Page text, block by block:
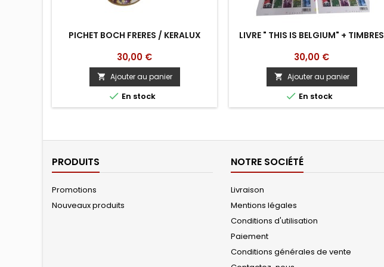
PICHET BOCH FRERES / KERALUX
Prix
30,00 €
 Ajouter au panier
 En stock
LIVRE " THIS IS BELGIUM" + TIMBRES
Prix
30,00 €
 Ajouter au panier
 En stock
PRODUITS
Promotions
Nouveaux produits
NOTRE SOCIÉTÉ
Livraison
Mentions légales
Conditions d'utilisation
Paiement
Conditions générales de vente